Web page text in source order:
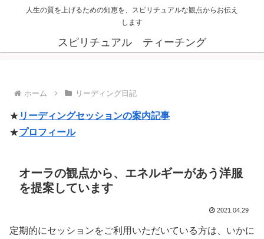
人生の質を上げるための知恵を、スピリチュアルな観点からお伝え
します
スピリチュアル ティーチング
ホーム リーディング日記
★ リーディングセッションの案内記事
★プロフィール
オーラの観点から、エネルギーがあう洋服
を提案しています
2021.04.29
定期的にセッションをご利用いただいている方は、いかに